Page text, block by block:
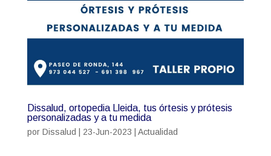
Dissalud, ortopedia Lleida, tus órtesis y prótesis
personalizadas y a tu medida
por Dissalud 23-Jun-2023 Actualidad